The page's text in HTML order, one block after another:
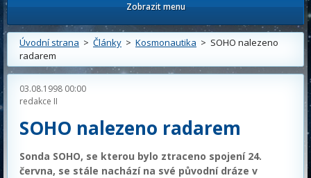
Zobrazit menu
Úvodní strana > Články > Kosmonautika > SOHO nalezeno
radarem
03.08.1998 00:00
redakce II
SOHO nalezeno radarem
Sonda SOHO, se kterou bylo ztraceno spojení 24.
června, se stále nachází na své původní dráze v